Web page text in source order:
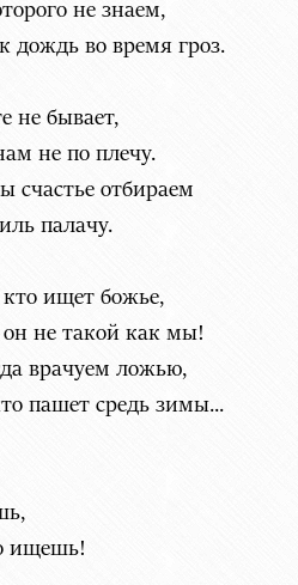
не знаем,
дождь во время гроз.
не бывает,
не по плечу.
счастье отбираем
палачу.
ищет божье,
он не такой как мы!
врачуем ложью,
пашет средь зимы...
ищешь!